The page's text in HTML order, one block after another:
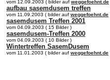
vom 12.09.2003 ( bilder auf weggefoehnt.de
aufbau sasemdusem treffen
vom 11.09.2003 ( bilder auf weggefoehnt.de
sasemdusem Treffen 2001
vom 04.09.2003 ( 15 Bilder )
sasemdusem-Treffen 2000
vom 04.09.2003 ( 10 Bilder )
Wintertreffen SasemDusem
vom 11.01.2003 ( bilder auf weggefoehnt.de